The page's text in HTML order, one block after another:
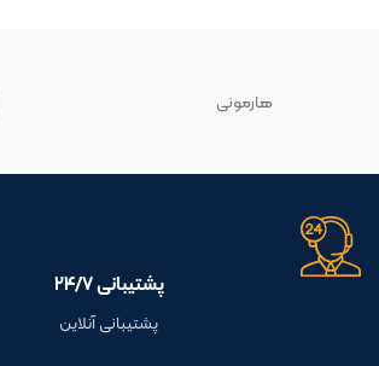
هارمونی
پشتیبانی ۲۴/۷
پشتیبانی آنلاین